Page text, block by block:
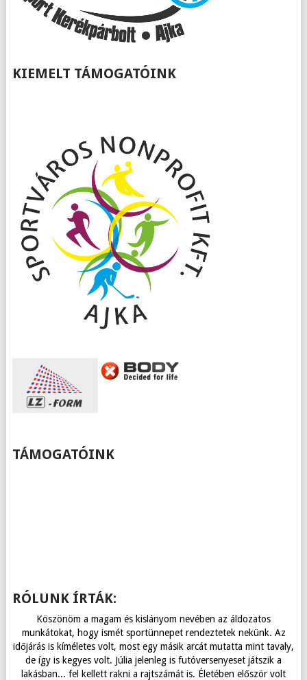
KIEMELT TÁMOGATÓINK
TÁMOGATÓINK
RÓLUNK ÍRTÁK:
Köszönöm a magam és kislányom nevében az áldozatos
munkátokat, hogy ismét sportünnepet rendeztetek nekünk. Az
időjárás is kíméletes volt, most egy másik arcát mutatta mint tavaly,
de így is kegyes volt. Júlia jelenleg is futóversenyeset játszik a
lakásban... fel kellett rakni a rajtszámát is. Életében először volt